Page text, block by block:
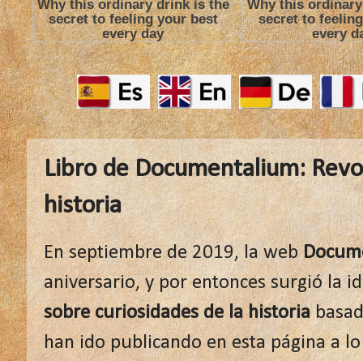
Libro de Documentalium:
historia
En septiembre de 2019, la web
aniversario, y por entonces surgió la
sobre curiosidades de la historia
han ido publicando en esta página a